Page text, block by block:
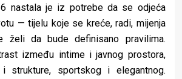
nastala je iz potrebe da se odjeća
— tijelu koje se kreće, radi, mijenja
želi da bude definisano pravilima.
između intime i javnog prostora,
strukture, sportskog i elegantnog.